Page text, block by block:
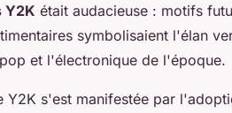
Y2K était audacieuse : motifs
symbolisaient l'élan
et l'électronique de l'époque.
s'est manifestée par